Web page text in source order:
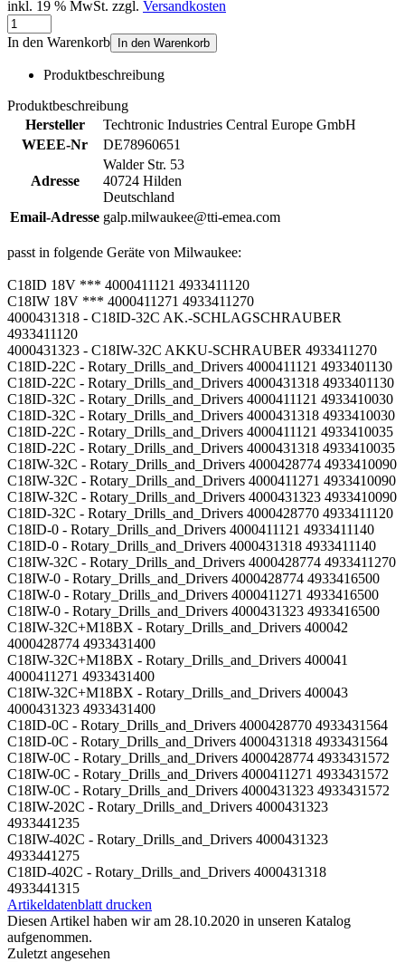
inkl. 19 % MwSt. zzgl. Versandkosten
In den Warenkorb In den Warenkorb
Produktbeschreibung
Produktbeschreibung
Hersteller
Techtronic Industries Central Europe GmbH
WEEE-Nr
DE78960651
Adresse
Walder Str. 53
40724 Hilden
Deutschland
Email-Adresse galp.milwaukee@tti-emea.com
passt in folgende Geräte von Milwaukee:
C18ID 18V *** 4000411121 4933411120
C18IW 18V *** 4000411271 4933411270
4000431318 - C18ID-32C AK.-SCHLAGSCHRAUBER
4933411120
4000431323 - C18IW-32C AKKU-SCHRAUBER 4933411270
C18ID-22C - Rotary_Drills_and_Drivers 4000411121 4933401130
C18ID-22C - Rotary_Drills_and_Drivers 4000431318 4933401130
C18ID-32C - Rotary_Drills_and_Drivers 4000411121 4933410030
C18ID-32C - Rotary_Drills_and_Drivers 4000431318 4933410030
C18ID-22C - Rotary_Drills_and_Drivers 4000411121 4933410035
C18ID-22C - Rotary_Drills_and_Drivers 4000431318 4933410035
C18IW-32C - Rotary_Drills_and_Drivers 4000428774 4933410090
C18IW-32C - Rotary_Drills_and_Drivers 4000411271 4933410090
C18IW-32C - Rotary_Drills_and_Drivers 4000431323 4933410090
C18ID-32C - Rotary_Drills_and_Drivers 4000428770 4933411120
C18ID-0 - Rotary_Drills_and_Drivers 4000411121 4933411140
C18ID-0 - Rotary_Drills_and_Drivers 4000431318 4933411140
C18IW-32C - Rotary_Drills_and_Drivers 4000428774 4933411270
C18IW-0 - Rotary_Drills_and_Drivers 4000428774 4933416500
C18IW-0 - Rotary_Drills_and_Drivers 4000411271 4933416500
C18IW-0 - Rotary_Drills_and_Drivers 4000431323 4933416500
C18IW-32C+M18BX - Rotary_Drills_and_Drivers 400042
4000428774 4933431400
C18IW-32C+M18BX - Rotary_Drills_and_Drivers 400041
4000411271 4933431400
C18IW-32C+M18BX - Rotary_Drills_and_Drivers 400043
4000431323 4933431400
C18ID-0C - Rotary_Drills_and_Drivers 4000428770 4933431564
C18ID-0C - Rotary_Drills_and_Drivers 4000431318 4933431564
C18IW-0C - Rotary_Drills_and_Drivers 4000428774 4933431572
C18IW-0C - Rotary_Drills_and_Drivers 4000411271 4933431572
C18IW-0C - Rotary_Drills_and_Drivers 4000431323 4933431572
C18IW-202C - Rotary_Drills_and_Drivers 4000431323
4933441235
C18IW-402C - Rotary_Drills_and_Drivers 4000431323
4933441275
C18ID-402C - Rotary_Drills_and_Drivers 4000431318
4933441315
Artikeldatenblatt drucken
Diesen Artikel haben wir am 28.10.2020 in unseren Katalog
aufgenommen.
Zuletzt angesehen